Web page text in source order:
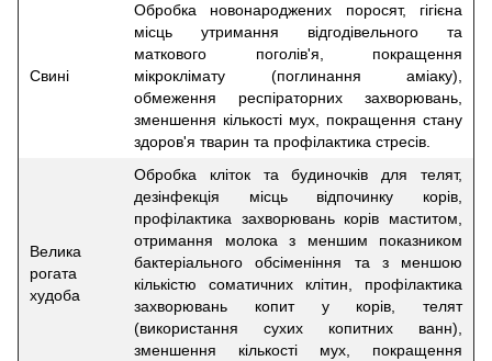
Свині
Обробка новонароджених поросят, гігієна
місць утримання відгодівельного та
маткового поголів'я, покращення
мікроклімату (поглинання аміаку),
обмеження респіраторних захворювань,
зменшення кількості мух, покращення стану
здоров'я тварин та профілактика стресів.
Велика
рогата
худоба
Обробка кліток та будиночків для телят,
дезінфекція місць відпочинку корів,
профілактика захворювань корів маститом,
отримання молока з меншим показником
бактеріального обсіменіння та з меншою
кількістю соматичних клітин, профілактика
захворювань копит у корів, телят
(використання сухих копитних ванн),
зменшення кількості мух, покращення